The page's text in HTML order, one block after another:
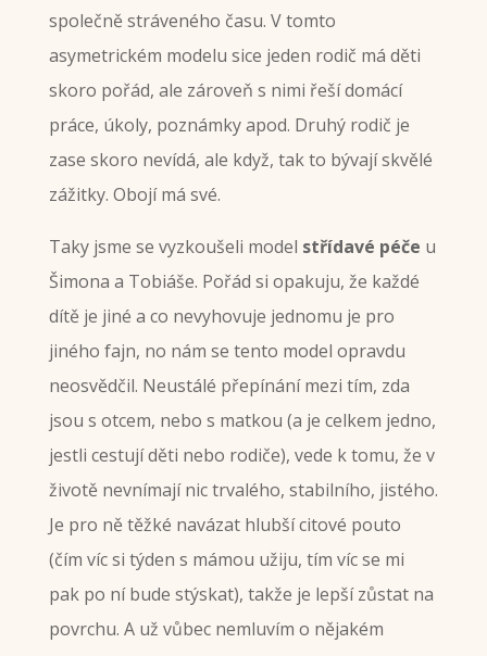
společně stráveného času. V tomto
asymetrickém modelu sice jeden rodič má děti
skoro pořád, ale zároveň s nimi řeší domácí
práce, úkoly, poznámky apod. Druhý rodič je
zase skoro nevídá, ale když, tak to bývají skvělé
zážitky. Obojí má své.
Taky jsme se vyzkoušeli model střídavé péče u
Šimona a Tobiáše. Pořád si opakuju, že každé
dítě je jiné a co nevyhovuje jednomu je pro
jiného fajn, no nám se tento model opravdu
neosvědčil. Neustálé přepínání mezi tím, zda
jsou s otcem, nebo s matkou (a je celkem jedno,
jestli cestují děti nebo rodiče), vede k tomu, že v
životě nevnímají nic trvalého, stabilního, jistého.
Je pro ně těžké navázat hlubší citové pouto
(čím víc si týden s mámou užiju, tím víc se mi
pak po ní bude stýskat), takže je lepší zůstat na
povrchu. A už vůbec nemluvím o nějakém